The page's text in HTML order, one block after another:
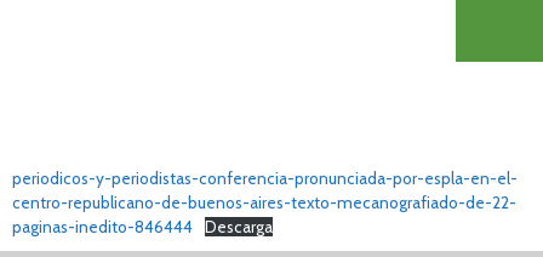
periodicos-y-periodistas-conferencia-pronunciada-por-espla-en-el-
centro-republicano-de-buenos-aires-texto-mecanografiado-de-22-
paginas-inedito-846444
Descarga